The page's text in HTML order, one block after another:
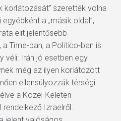
korlátozását” szerették volna
a „másik oldal”,
elit jelentősebb
a Time-ban, a Politico-ban is
véli: Irán jó esetben egy
még az ilyen korlátozott
ellensúlyozzák térségi
a Közel-Keleten
Izraelről.